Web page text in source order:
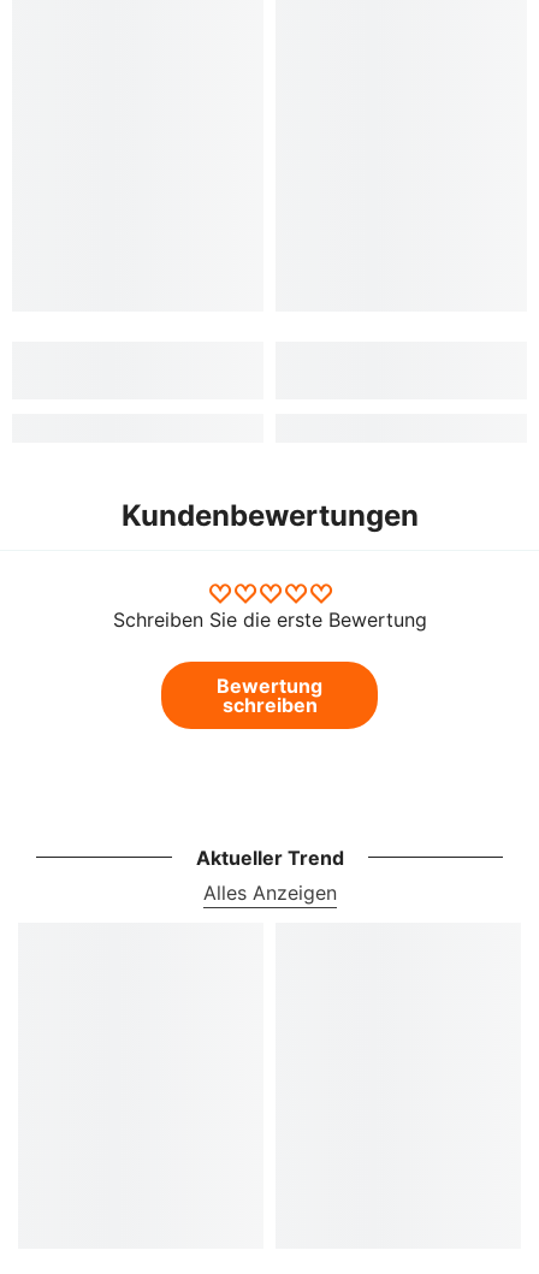
Kundenbewertungen
Schreiben Sie die erste Bewertung
Bewertung
schreiben
Aktueller Trend
Alles Anzeigen